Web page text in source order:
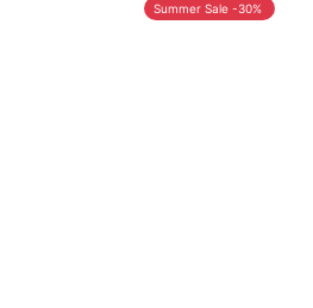
Summer Sale -30%